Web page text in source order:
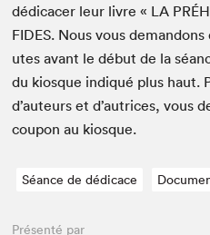
dédi­cac­er leur livre « LA
FIDES. Nous vous
utes avant le début de la
du kiosque indiqué plus haut.
d’auteurs et d’autrices, vous
coupon au kiosque.
Séance de dédicace
Présenté par